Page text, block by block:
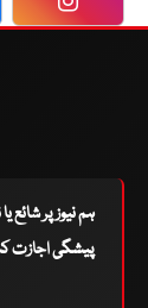
ہم نیوز پر شائع
پیشگی اجازت